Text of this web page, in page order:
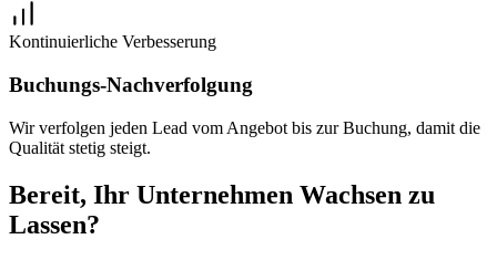
Kontinuierliche Verbesserung
Buchungs-Nachverfolgung
Wir verfolgen jeden Lead vom Angebot bis zur Buchung, damit die
Qualität stetig steigt.
Bereit, Ihr Unternehmen Wachsen zu
Lassen?